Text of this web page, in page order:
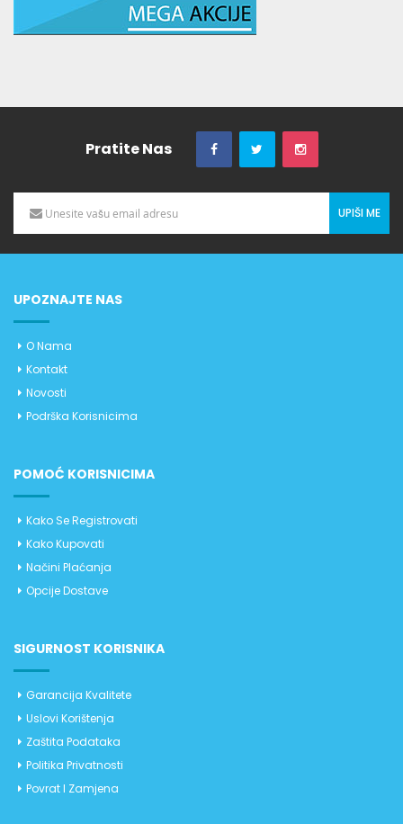
Pratite Nas
UPIŠI ME
UPOZNAJTE NAS
O Nama
Kontakt
Novosti
Podrška Korisnicima
POMOĆ KORISNICIMA
Kako Se Registrovati
Kako Kupovati
Načini Plaćanja
Opcije Dostave
SIGURNOST KORISNIKA
Garancija Kvalitete
Uslovi Korištenja
Zaštita Podataka
Politika Privatnosti
Povrat I Zamjena